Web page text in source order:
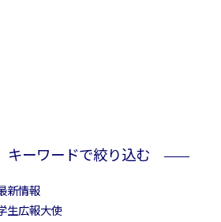
キーワードで絞り込む
新情報
生広報大使